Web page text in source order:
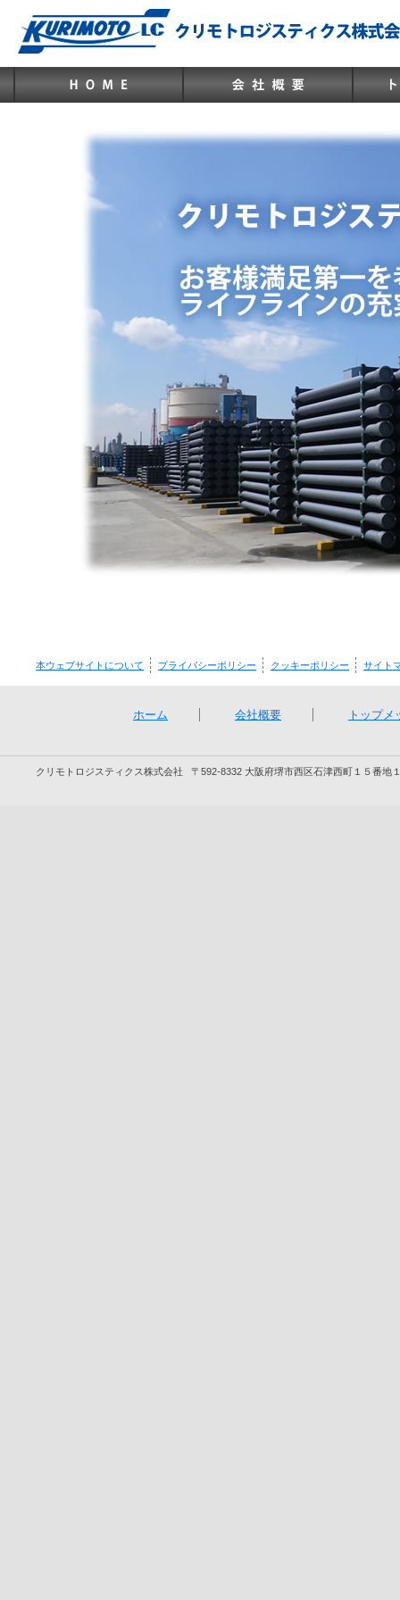
本ウェブサイトについて プライバシーポリシー クッキーポリシー サイト
ホーム 会社概要 トップメ
クリモトロジスティクス株式会社 〒592-8332 大阪府堺市西区石津西町１５番地